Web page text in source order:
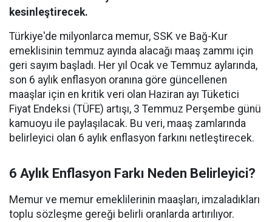
kesinleştirecek.
Türkiye'de milyonlarca memur, SSK ve Bağ-Kur
emeklisinin temmuz ayında alacağı maaş zammı için
geri sayım başladı. Her yıl Ocak ve Temmuz aylarında,
son 6 aylık enflasyon oranına göre güncellenen
maaşlar için en kritik veri olan Haziran ayı Tüketici
Fiyat Endeksi (TÜFE) artışı, 3 Temmuz Perşembe günü
kamuoyu ile paylaşılacak. Bu veri, maaş zamlarında
belirleyici olan 6 aylık enflasyon farkını netleştirecek.
6 Aylık Enflasyon Farkı Neden Belirleyici?
Memur ve memur emeklilerinin maaşları, imzaladıkları
toplu sözleşme gereği belirli oranlarda artırılıyor.